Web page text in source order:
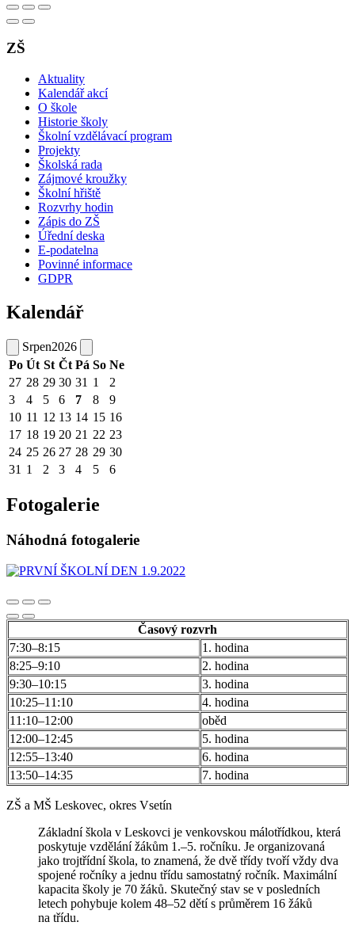
ZŠ
Aktuality
Kalendář akcí
O škole
Historie školy
Školní vzdělávací program
Projekty
Školská rada
Zájmové kroužky
Školní hřiště
Rozvrhy hodin
Zápis do ZŠ
Úřední deska
E-podatelna
Povinné informace
GDPR
Kalendář
Srpen2026
Po Út St Čt Pá So Ne
27 28 29 30 31 1
2
3
4 5 6 7 8
9
10 11 12 13 14 15 16
17 18 19 20 21 22 23
24 25 26 27 28 29 30
31 1 2 3 4 5 6
Fotogalerie
Náhodná fotogalerie
Časový rozvrh
7:30–8:15
1. hodina
8:25–9:10
2. hodina
9:30–10:15
3. hodina
10:25–11:10
4. hodina
11:10–12:00
oběd
12:00–12:45
5. hodina
12:55–13:40
6. hodina
13:50–14:35
7. hodina
ZŠ a MŠ Leskovec, okres Vsetín
Základní škola v Leskovci je venkovskou málotřídkou, která
poskytuje vzdělání žákům 1.–5. ročníku. Je organizovaná
jako trojtřídní škola, to znamená, že dvě třídy tvoří vždy dva
spojené ročníky a jednu třídu samostatný ročník. Maximální
kapacita školy je 70 žáků. Skutečný stav se v posledních
letech pohybuje kolem 48–52 dětí s průměrem 16 žáků
na třídu.